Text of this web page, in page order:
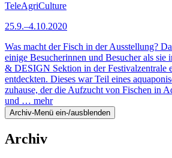
TeleAgriCulture
25.9.–4.10.2020
Was macht der Fisch in der Ausstellung?
einige Besucherinnen und Besucher als
& DESIGN Sektion in der Festivalzentrale
entdeckten. Dieses war Teil eines
zuhause, der die Aufzucht von Fischen in
und … mehr
Archiv-Menü ein-/ausblenden
Archiv